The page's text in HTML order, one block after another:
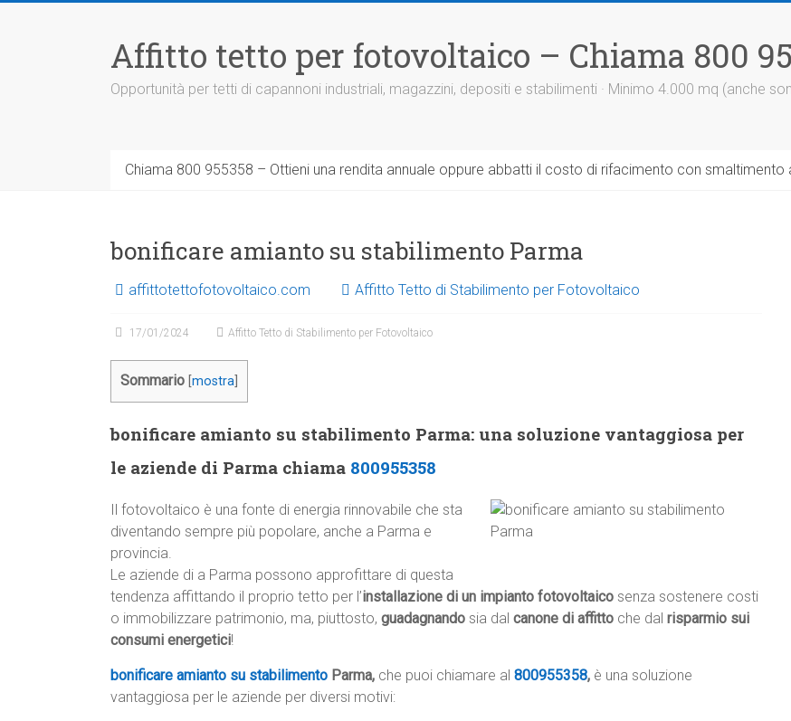
Affitto tetto per fotovoltaico – Chiama 800
Opportunità per tetti di capannoni industriali, magazzini, depositi e stabilimenti · Minimo 4.000 mq (anche
Chiama 800 955358 – Ottieni una rendita annuale oppure abbatti il costo di rifacimento con smaltimento
bonificare amianto su stabilimento Parma
affittotettofotovoltaico.com Affitto Tetto di Stabilimento per Fotovoltaico
17/01/2024 Affitto Tetto di Stabilimento per Fotovoltaico
Sommario mostra
bonificare amianto su stabilimento Parma: una soluzione vantaggiosa per
le aziende di Parma chiama 800955358
Il fotovoltaico è una fonte di energia rinnovabile che sta
diventando sempre più popolare, anche a Parma e
provincia.
Le aziende di a Parma possono approfittare di questa
tendenza affittando il proprio tetto per l’installazione di un impianto fotovoltaico senza sostenere costi
o immobilizzare patrimonio, ma, piuttosto, guadagnando sia dal canone di affitto che dal risparmio sui
consumi energetici!
bonificare amianto su stabilimento Parma, che puoi chiamare al 800955358, è una soluzione
vantaggiosa per le aziende per diversi motivi: